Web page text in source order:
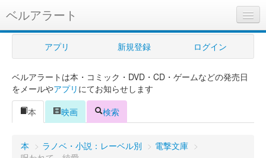
ベルアラート
ベルアラートとは
ヘルプ
新規登録
ログイン
アプリ 新規登録 ログイン
ベルアラートは本・コミック・DVD・CD・ゲームなどの発売日
をメールやアプリ にてお知らせします
本
映画 検索
本 > ラノベ・小説：レーベル別 > 電撃文庫 >